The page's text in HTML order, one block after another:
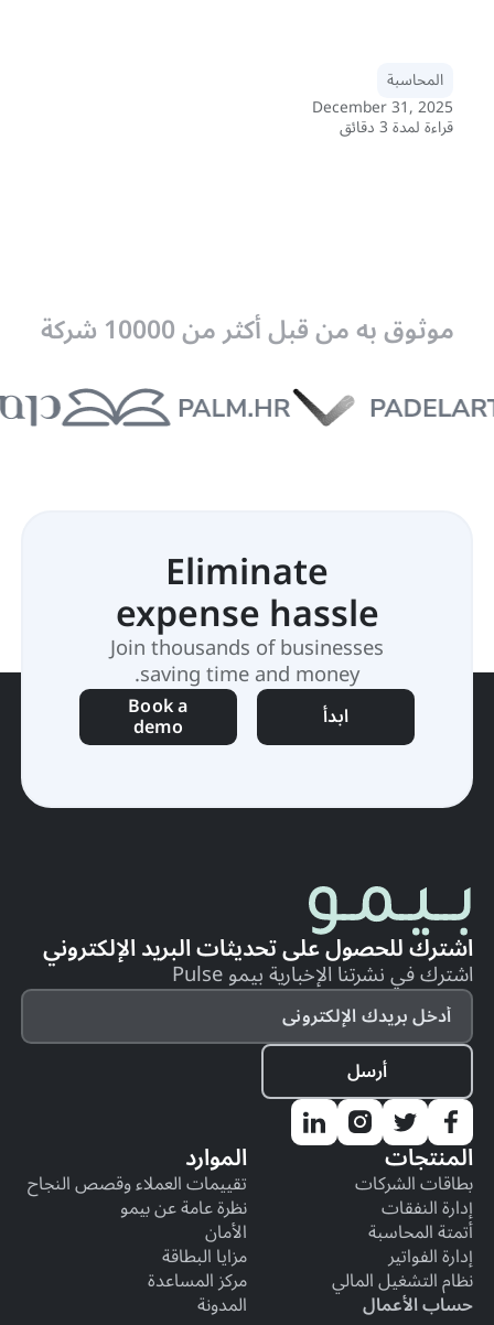
المحاسبة
December 31, 2025
قراءة لمدة 3 دقائق
موثوق به من قبل أكثر من 10000 شركة
Eliminate
expense hassle
Join thousands of businesses
saving time and money.
ابدأ Book a
demo
اشترك للحصول على تحديثات البريد الإلكتروني
اشترك في نشرتنا الإخبارية بيمو Pulse
المنتجات
بطاقات الشركات
إدارة النفقات
أتمتة المحاسبة
إدارة الفواتير
نظام التشغيل المالي
حساب الأعمال
الموارد
تقييمات العملاء وقصص النجاح
نظرة عامة عن بيمو
الأمان
مزايا البطاقة
مركز المساعدة
المدونة